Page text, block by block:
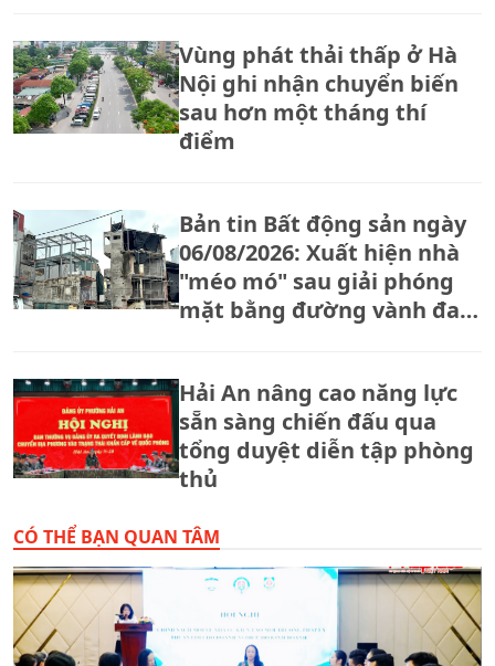
Vùng phát thải thấp ở Hà
Nội ghi nhận chuyển biến
sau hơn một tháng thí
điểm
Bản tin Bất động sản ngày
06/08/2026: Xuất hiện nhà
"méo mó" sau giải phóng
mặt bằng đường vành đai
Hải An nâng cao năng lực
sẵn sàng chiến đấu qua
tổng duyệt diễn tập phòng
thủ
CÓ THỂ BẠN QUAN TÂM